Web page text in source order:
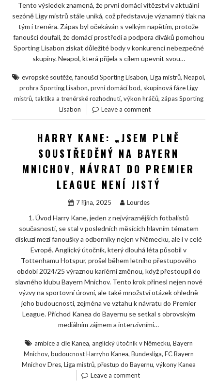
Tento výsledek znamená, že první domácí vítězství v aktuální
sezóně Ligy mistrů stále uniká, což představuje významný tlak na
tým i trenéra. Zápas byl očekáván s velkým napětím, protože
fanoušci doufali, že domácí prostředí a podpora diváků pomohou
Sporting Lisabon získat důležité body v konkurenci nebezpečné
skupiny. Neapol, která přijela s cílem upevnit svou…
evropské soutěže,fanoušci Sporting Lisabon, Liga mistrů, Neapol,
prohra Sporting Lisabon, první domácí bod, skupinová fáze Ligy
mistrů, taktika a trenérské rozhodnutí, výkon hráčů, zápas Sporting
Lisabon
Leave a comment
HARRY KANE: „JSEM PLNĚ
SOUSTŘEDĚNÝ NA BAYERN
MNICHOV, NÁVRAT DO PREMIER
LEAGUE NENÍ JISTÝ
7 října, 2025 Lourdes
1. Úvod Harry Kane, jeden z nejvýraznějších fotbalistů
současnosti, se stal v posledních měsících hlavním tématem
diskuzí mezi fanoušky a odborníky nejen v Německu, ale i v celé
Evropě. Anglický útočník, který dlouhá léta působil v
Tottenhamu Hotspur, prošel během letního přestupového
období 2024/25 výraznou kariérní změnou, když přestoupil do
slavného klubu Bayern Mnichov. Tento krok přinesl nejen nové
výzvy na sportovní úrovni, ale také množství otázek ohledně
jeho budoucnosti, zejména ve vztahu k návratu do Premier
League. Příchod Kanea do Bayernu se setkal s obrovským
mediálním zájmem a intenzivními…
ambice a cíle Kanea, anglický útočník v Německu, Bayern
Mnichov, budoucnost Harryho Kanea, Bundesliga, FC Bayern
Mnichov Dres, Liga mistrů, přestup do Bayernu, výkony Kanea
Leave a comment